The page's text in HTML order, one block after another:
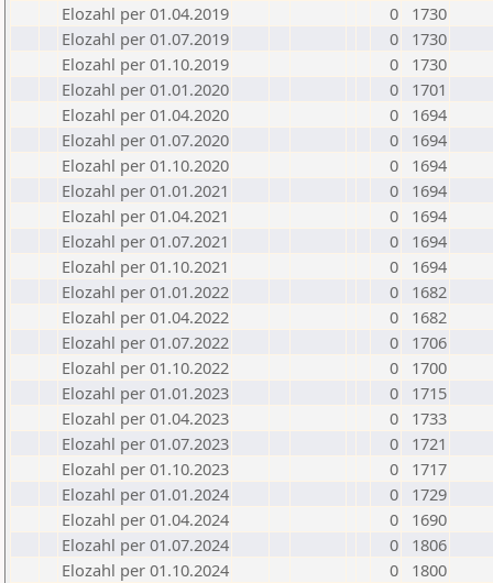
Elozahl per 01.04.2019
0
1730
Elozahl per 01.07.2019
0
1730
Elozahl per 01.10.2019
0
1730
Elozahl per 01.01.2020
0
1701
Elozahl per 01.04.2020
0
1694
Elozahl per 01.07.2020
0
1694
Elozahl per 01.10.2020
0
1694
Elozahl per 01.01.2021
0
1694
Elozahl per 01.04.2021
0
1694
Elozahl per 01.07.2021
0
1694
Elozahl per 01.10.2021
0
1694
Elozahl per 01.01.2022
0
1682
Elozahl per 01.04.2022
0
1682
Elozahl per 01.07.2022
0
1706
Elozahl per 01.10.2022
0
1700
Elozahl per 01.01.2023
0
1715
Elozahl per 01.04.2023
0
1733
Elozahl per 01.07.2023
0
1721
Elozahl per 01.10.2023
0
1717
Elozahl per 01.01.2024
0
1729
Elozahl per 01.04.2024
0
1690
Elozahl per 01.07.2024
0
1806
Elozahl per 01.10.2024
0
1800